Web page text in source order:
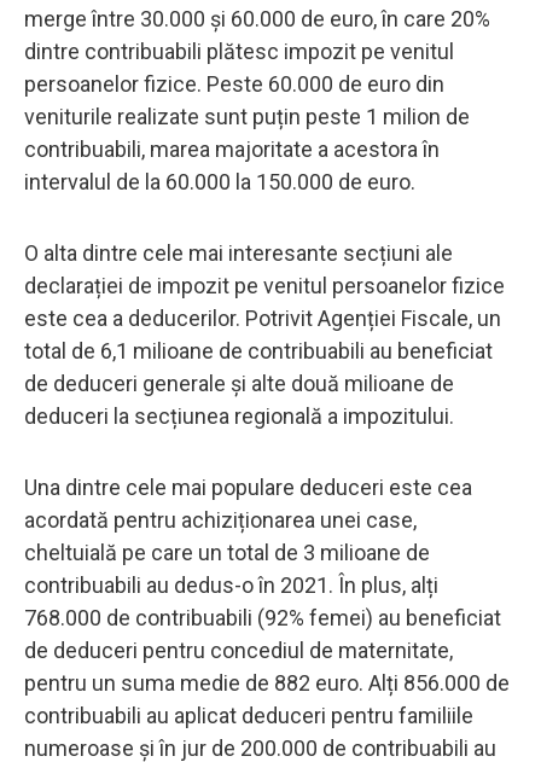
merge între 30.000 și 60.000 de euro, în care 20%
dintre contribuabili plătesc impozit pe venitul
persoanelor fizice. Peste 60.000 de euro din
veniturile realizate sunt puțin peste 1 milion de
contribuabili, marea majoritate a acestora în
intervalul de la 60.000 la 150.000 de euro.
O alta dintre cele mai interesante secțiuni ale
declarației de impozit pe venitul persoanelor fizice
este cea a deducerilor. Potrivit Agenției Fiscale, un
total de 6,1 milioane de contribuabili au beneficiat
de deduceri generale și alte două milioane de
deduceri la secțiunea regională a impozitului.
Una dintre cele mai populare deduceri este cea
acordată pentru achiziționarea unei case,
cheltuială pe care un total de 3 milioane de
contribuabili au dedus-o în 2021. În plus, alți
768.000 de contribuabili (92% femei) au beneficiat
de deduceri pentru concediul de maternitate,
pentru un suma medie de 882 euro. Alți 856.000 de
contribuabili au aplicat deduceri pentru familiile
numeroase și în jur de 200.000 de contribuabili au